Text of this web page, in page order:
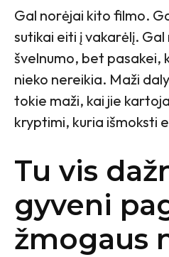
Gal norėjai kito filmo.
sutikai eiti į vakarėlį.
švelnumo, bet pasakei,
nieko nereikia. Maži
tokie maži, kai jie
kryptimi, kuria išmoksti
Tu vis
gyveni
žmogaus